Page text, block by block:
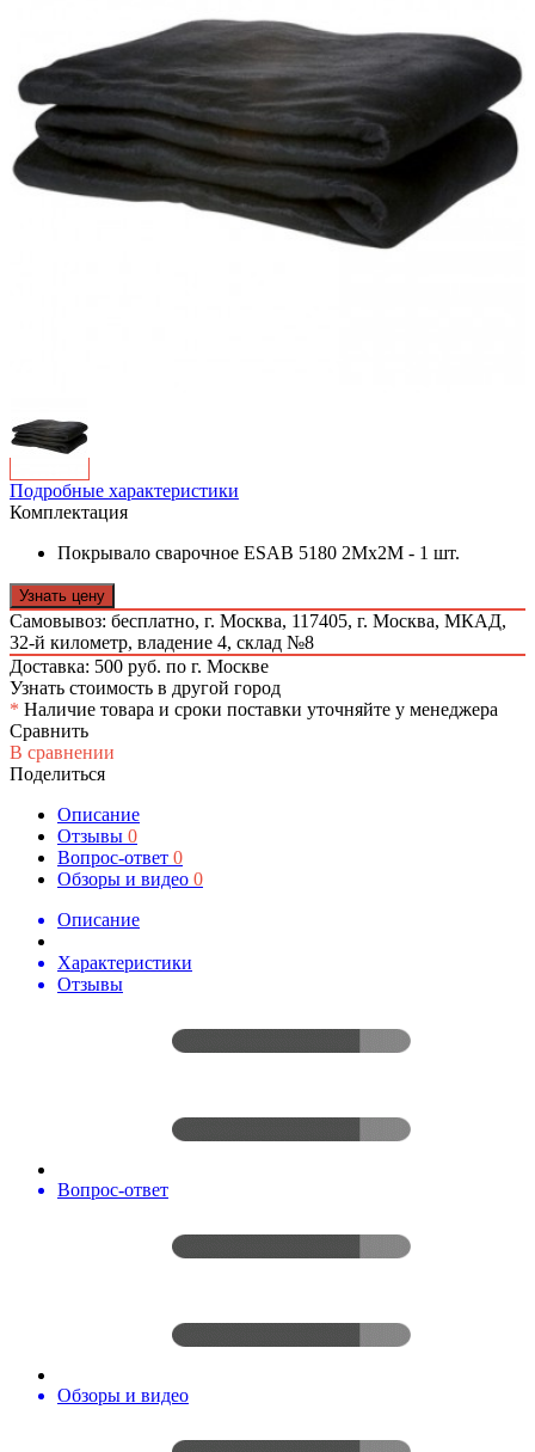
Подробные характеристики
Комплектация
Покрывало сварочное ESAB 5180 2Mx2M - 1 шт.
Узнать цену
Самовывоз: бесплатно, г. Москва, 117405, г. Москва, МКАД,
32-й километр, владение 4, склад №8
Доставка: 500 руб. по г. Москве
Узнать стоимость в другой город
* Наличие товара и сроки поставки уточняйте у менеджера
Сравнить
В сравнении
Поделиться
Описание
Отзывы 0
Вопрос-ответ 0
Обзоры и видео 0
Описание
Характеристики
Отзывы
Вопрос-ответ
Обзоры и видео